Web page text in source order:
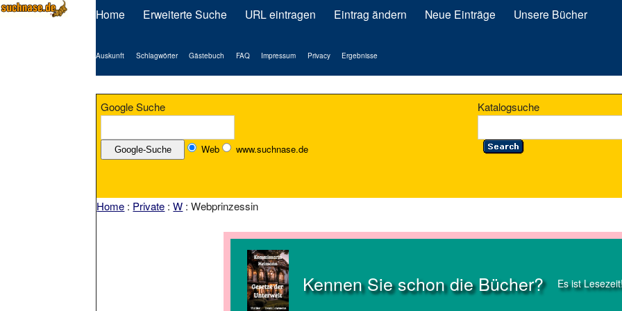
Home Erweiterte Suche URL eintragen Eintrag ändern Neue Einträge Unsere Bücher
Auskunft Schlagwörter Gästebuch FAQ Impressum Privacy Ergebnisse
Google Suche
Web www.suchnase.de
Katalogsuche
Home : Private :W : Webprinzessin
Kennen Sie schon die Bücher? Es ist